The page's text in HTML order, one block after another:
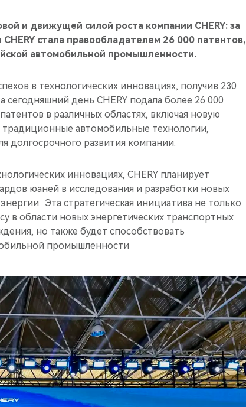
и движущей силой роста компании CHERY: за
стала правообладателем 26 000 патентов,
автомобильной промышленности.
в технологических инновациях, получив 230
день CHERY подала более 26 000
в различных областях, включая новую
традиционные автомобильные технологии,
долгосрочного развития компании.
инновациях, CHERY планирует
юаней в исследования и разработки новых
Эта стратегическая инициатива не только
в области новых энергетических транспортных
но также будет способствовать
промышленности